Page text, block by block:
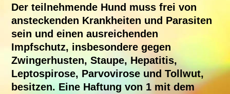
Der teilnehmende Hund muss frei von
ansteckenden Krankheiten und Parasiten
sein und einen ausreichenden
Impfschutz, insbesondere gegen
Zwingerhusten, Staupe, Hepatitis,
Leptospirose, Parvovirose und Tollwut,
besitzen. Eine Haftung von 1 mit dem